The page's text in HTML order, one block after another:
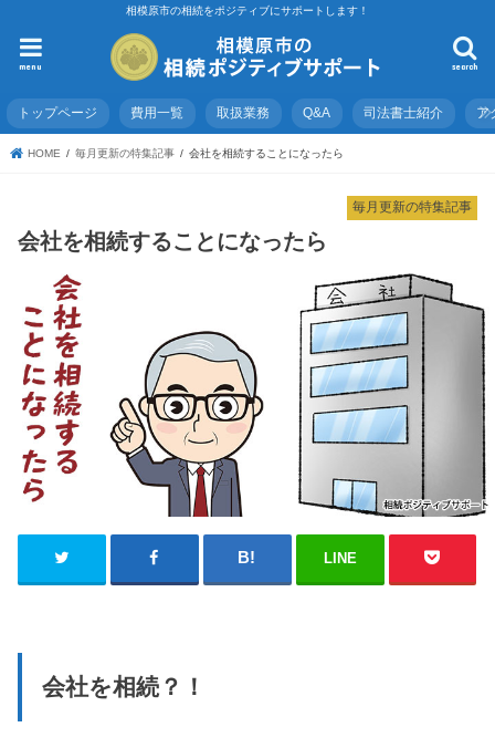
相模原市の相続をポジティブにサポートします！
search
menu
トップページ 費用一覧 取扱業務 Q&A 司法書士紹介 ア
HOME 毎月更新の特集記事 会社を相続することになったら
毎月更新の特集記事
会社を相続することになったら
LINE
会社を相続？！